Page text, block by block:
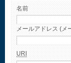
名前
メールアドレス (メ
URI